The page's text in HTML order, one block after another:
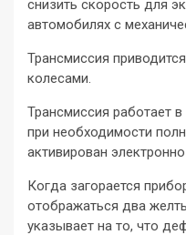
снизить скорость для
автомобилях с
Трансмиссия
колесами.
Трансмиссия работает
при необходимости
активирован
Когда загорается
отображаться два
указывает на то, что